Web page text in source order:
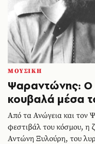
ΜΟΥΣΙΚΗ
Ψαραντώνης: Ο
κουβαλά μέσα
Από τα Ανώγεια και τον
φεστιβάλ του κόσμου, η
Αντώνη Ξυλούρη, του